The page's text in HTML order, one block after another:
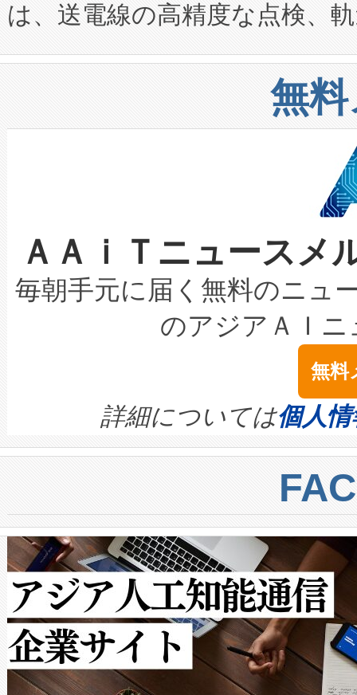
に関する技術移転および知的
構造化トレーニングカリキュ
上げおよび商用化段階におけ
設備整備および立ち上げ調整
加組織は、Enzeneのバイオ
選定された製品について、自
取得できる可能性もあります
設には、3億～4億ドルかか
最高経営責任者（CEO）であ
す。「当社のfully-connected
ームを利用すれば、6,000万
きます。この効率性は、フェ
定、統合、導入、運用に至る
安全性を追跡し、確保する事
増加しているデータセンター
る電力網に大きな負担をかけ
事業者の負担軽減という課題
系統連系を迅速にし、ピーク
限を超えて利用可能な電力容
持できるよう貢献します。こ
ービスレベル契約（SLA）違
テリー性能の劣化によるダウ
念は、現在データセンターが
ます。 Voltaiq provides a
quality and reliability for AI
BESS stack to ensure battery
centers. Voltaiqは、ai&のAI
からシステム統合、試運転、
クルの各段階のデータを監視
[…]
は、送電線の高精度な点検、
や穀物倉庫におけるバルク材
リューション「Avia 2」を発
したAvia 2は、1,000メート
狭視野のFOVを切り替えるこ
ケーブル、枝などの細かな対
なレーザースポットにより、
な環境下でも豊かなディテー
キロメートル範囲を検出
LiDAR for Inspections,
は1535 nmレーザーを搭載。
イズの小径化を実現すること
す。ノーマルモードでは、
ートル先まで検出でき、これ
トに対して約600メートルに
では、反射率10％のターゲッ
で向上し、最大検知距離は
ットだけで最大1キロメート
ルの変電所周囲を監視でき、
作業と点群処理を簡素化でき
Avia 2は、2種類のFOVオプシ
無
ＡＡｉＴニュース
毎朝手元に届く無料のニュ
のアジアＡＩ
無料
詳細については個人